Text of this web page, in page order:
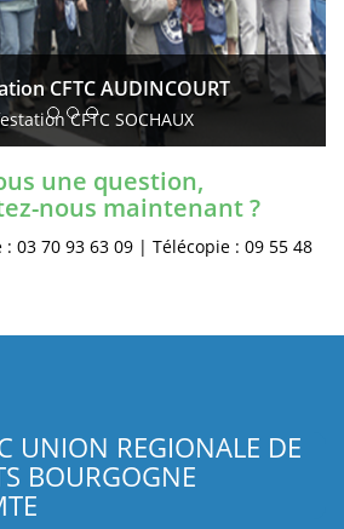
CFTC AUDINCOURT
CFTC SOCHAUX
une question,
nous maintenant ?
: 03 70 93 63 09 | Télécopie : 09 55 48
UNION REGIONALE DE
BOURGOGNE